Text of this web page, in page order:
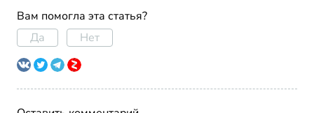
Вам помогла эта статья?
Да
Нет